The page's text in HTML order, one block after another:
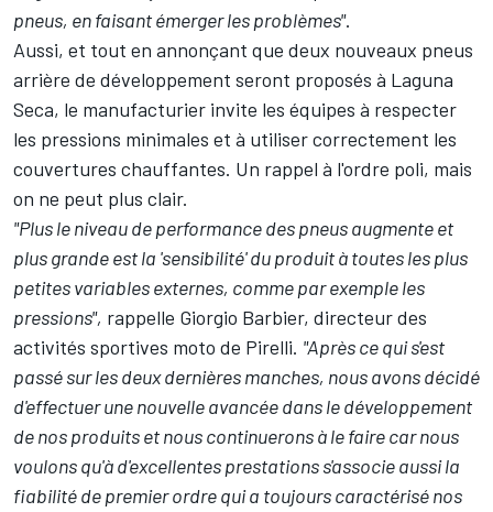
pneus, en faisant émerger les problèmes".
Aussi, et tout en annonçant que deux nouveaux pneus
arrière de développement seront proposés à Laguna
Seca, le manufacturier invite les équipes à respecter
les pressions minimales et à utiliser correctement les
couvertures chauffantes. Un rappel à l'ordre poli, mais
on ne peut plus clair.
"Plus le niveau de performance des pneus augmente et
plus grande est la 'sensibilité' du produit à toutes les plus
petites variables externes, comme par exemple les
pressions", rappelle Giorgio Barbier, directeur des
activités sportives moto de Pirelli. "Après ce qui s'est
passé sur les deux dernières manches, nous avons décidé
d'effectuer une nouvelle avancée dans le développement
de nos produits et nous continuerons à le faire car nous
voulons qu'à d'excellentes prestations s'associe aussi la
fiabilité de premier ordre qui a toujours caractérisé nos